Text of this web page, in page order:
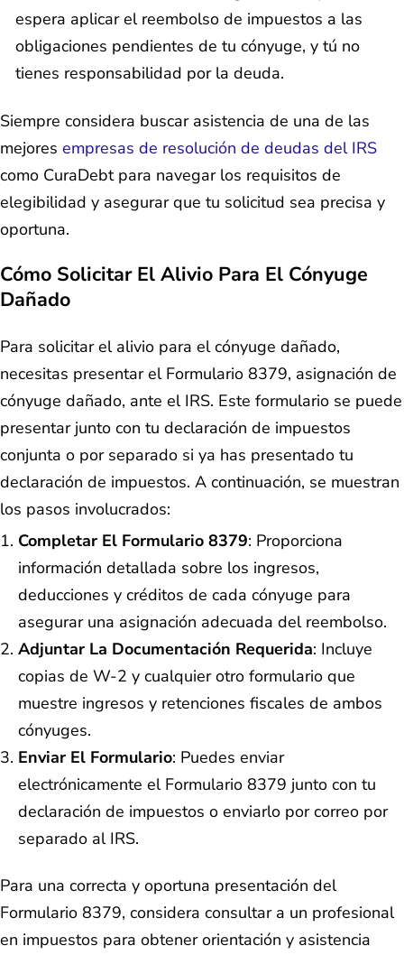
espera aplicar el reembolso de impuestos a las
obligaciones pendientes de tu cónyuge, y tú no
tienes responsabilidad por la deuda.
Siempre considera buscar asistencia de una de las
mejores empresas de resolución de deudas del IRS
como CuraDebt para navegar los requisitos de
elegibilidad y asegurar que tu solicitud sea precisa y
oportuna.
Cómo Solicitar El Alivio Para El Cónyuge
Dañado
Para solicitar el alivio para el cónyuge dañado,
necesitas presentar el Formulario 8379, asignación de
cónyuge dañado, ante el IRS. Este formulario se puede
presentar junto con tu declaración de impuestos
conjunta o por separado si ya has presentado tu
declaración de impuestos. A continuación, se muestran
los pasos involucrados:
Completar El Formulario 8379: Proporciona
información detallada sobre los ingresos,
deducciones y créditos de cada cónyuge para
asegurar una asignación adecuada del reembolso.
Adjuntar La Documentación Requerida: Incluye
copias de W-2 y cualquier otro formulario que
muestre ingresos y retenciones fiscales de ambos
cónyuges.
Enviar El Formulario: Puedes enviar
electrónicamente el Formulario 8379 junto con tu
declaración de impuestos o enviarlo por correo por
separado al IRS.
Para una correcta y oportuna presentación del
Formulario 8379, considera consultar a un profesional
en impuestos para obtener orientación y asistencia